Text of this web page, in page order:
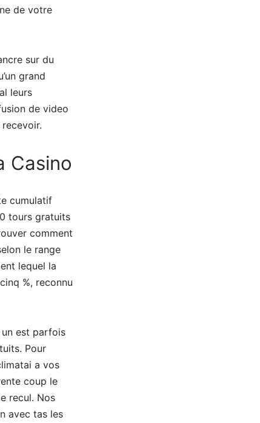
de votre
sur du
grand
leurs
de video
Casino
cumulatif
tours gratuits
comment
le range
lequel la
%, reconnu
un est parfois
Pour
a vos
coup le
recul. Nos
avec tas les